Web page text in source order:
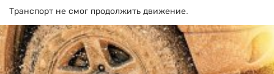
Транспорт не смог продолжить движение.